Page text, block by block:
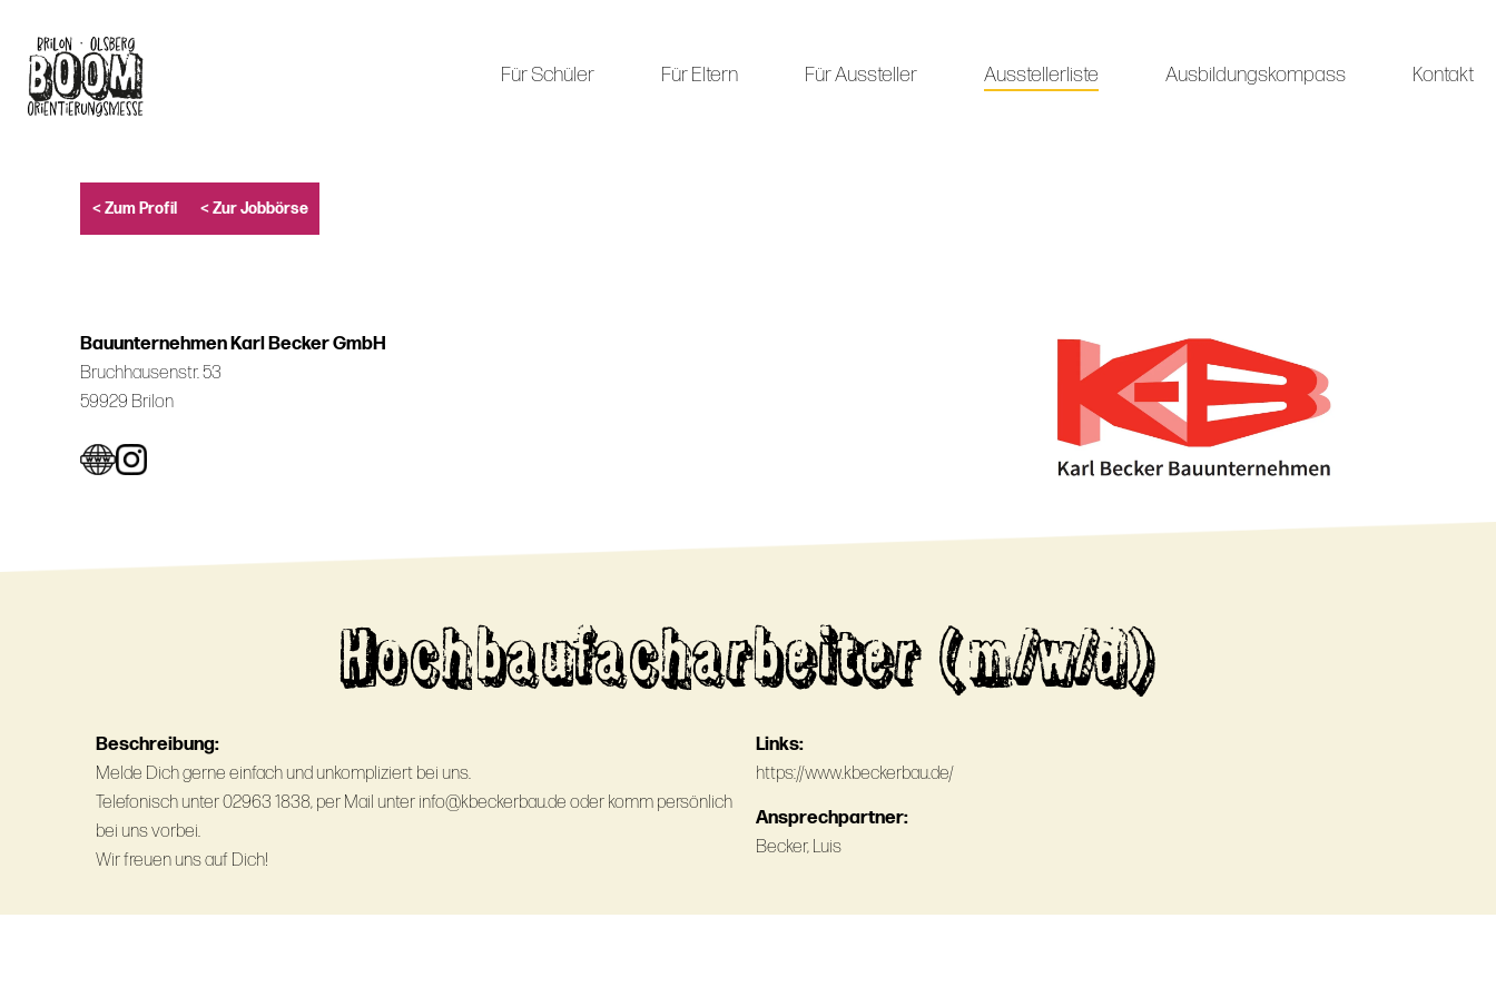
content
Für Schüler Für Eltern Für Aussteller Ausstellerliste Ausbildungskompass Kontakt
< Zum Profil < Zur Jobbörse
Bauunternehmen Karl Becker GmbH
Bruchhausenstr. 53
59929 Brilon
Hochbaufacharbeiter (m/w/d)
Beschreibung:
Melde Dich gerne einfach und unkompliziert bei uns.
Telefonisch unter 02963 1838, per Mail unter info@kbeckerbau.de oder komm persönlich
bei uns vorbei.
Wir freuen uns auf Dich!
Links:
https://www.kbeckerbau.de/
Ansprechpartner:
Becker, Luis